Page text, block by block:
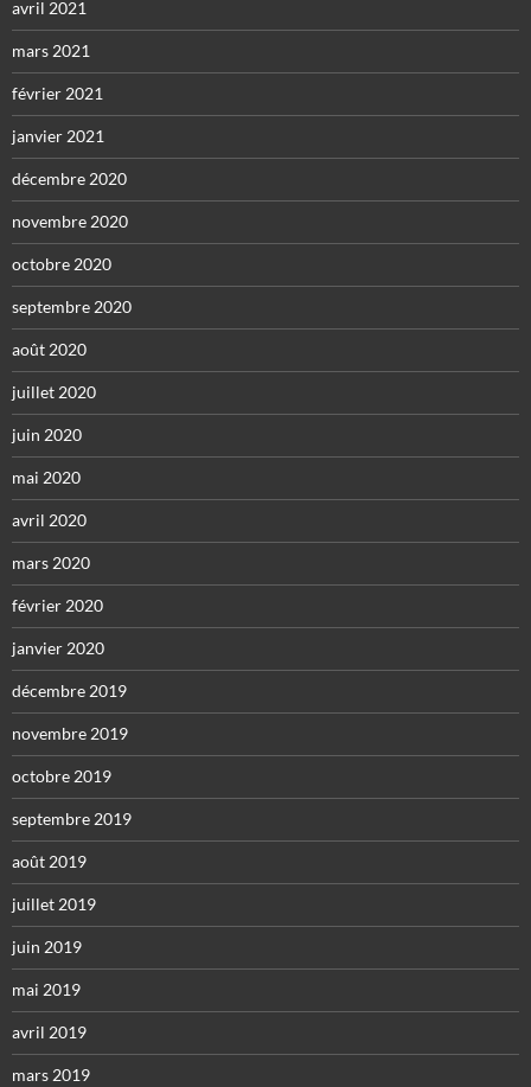
avril 2021
mars 2021
février 2021
janvier 2021
décembre 2020
novembre 2020
octobre 2020
septembre 2020
août 2020
juillet 2020
juin 2020
mai 2020
avril 2020
mars 2020
février 2020
janvier 2020
décembre 2019
novembre 2019
octobre 2019
septembre 2019
août 2019
juillet 2019
juin 2019
mai 2019
avril 2019
mars 2019